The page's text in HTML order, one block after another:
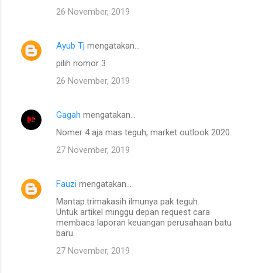
26 November, 2019
Ayub Tj mengatakan…
pilih nomor 3
26 November, 2019
Gagah mengatakan…
Nomer 4 aja mas teguh, market outlook 2020.
27 November, 2019
Fauzi mengatakan…
Mantap.trimakasih ilmunya pak teguh.
Untuk artikel minggu depan request cara
membaca laporan keuangan perusahaan batu
baru.
27 November, 2019